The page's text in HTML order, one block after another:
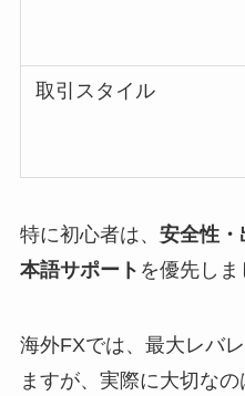
取引スタイル
特に初心者は、 安全性・
本語サポート を優先しま
海外FXでは、最大レバ
ますが、実際に大切な